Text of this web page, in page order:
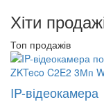
Хіти
Топ продажів
IP-відеокамера